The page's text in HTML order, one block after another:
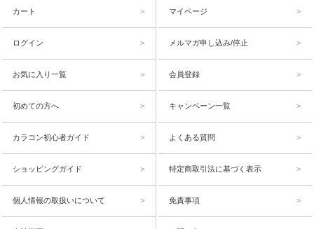
カート マイページ
ログイン メルマガ申し込み/停止
お気に入り一覧 会員登録
初めての方へ キャンペーン一覧
カラコン初心者ガイド よくある質問
ショッピングガイド 特定商取引法に基づく表示
個人情報の取扱いについて 免責事項